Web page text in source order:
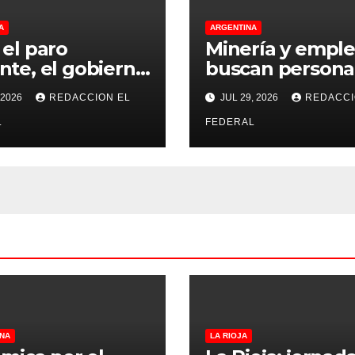
paro
el gobierno
a los
para que
el 75% de
presencial
REDACCION EL
ARGENTINA
Minería y
buscan
Catamarca y
Juan para
puestos
JUL 29, 2026
FEDERAL
LA RIOJA